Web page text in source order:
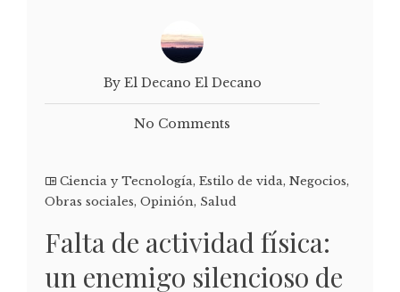
By El Decano El Decano
No Comments
Ciencia y Tecnología, Estilo de vida, Negocios,
Obras sociales, Opinión, Salud
Falta de actividad física:
un enemigo silencioso de